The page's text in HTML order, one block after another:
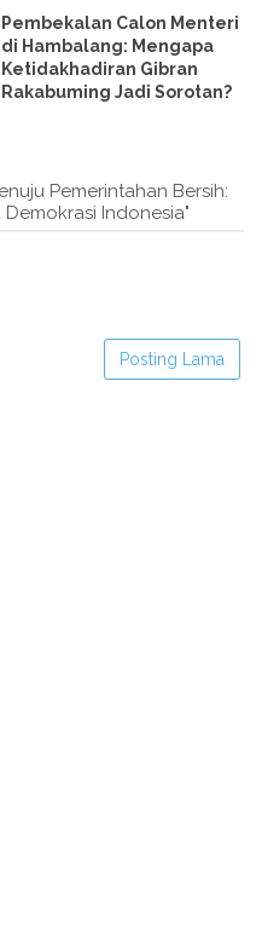
Pembekalan Calon Menteri
di Hambalang: Mengapa
Ketidakhadiran Gibran
Rakabuming Jadi Sorotan?
Pemerintahan Bersih:
Indonesia"
Posting Lama